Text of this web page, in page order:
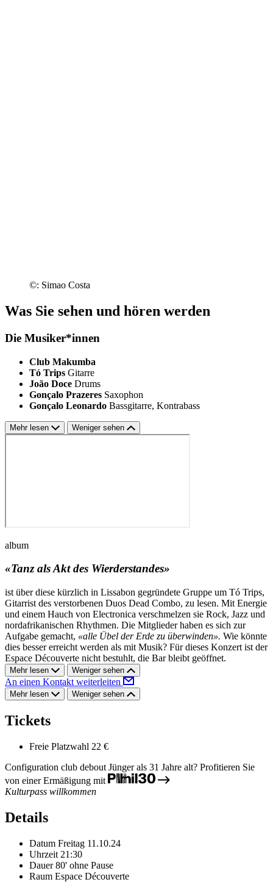
©: Simao Costa
Was Sie sehen und hören werden
Die Musiker*innen
Club Makumba
Tó Trips Gitarre
João Doce Drums
Gonçalo Prazeres Saxophon
Gonçalo Leonardo Bassgitarre, Kontrabass
Mehr lesen Weniger sehen
album
«Tanz als Akt des Wierderstandes»
ist über diese kürzlich in Lissabon gegründete Gruppe um Tó Trips,
Gitarrist des verstorbenen Duos Dead Combo, zu lesen. Mit Energie
und einem Hauch von Electronica verschmelzen sie Rock, Jazz und
nordafrikanischen Rhythmen. Die Mitglieder haben es sich zur
Aufgabe gemacht, «alle Übel der Erde zu überwinden». Wie könnte
dies besser erreicht werden als mit Musik? Für dieses Konzert ist der
Espace Découverte nicht bestuhlt, die Bar bleibt geöffnet.
Mehr lesen Weniger sehen
An einen Kontakt weiterleiten
Mehr lesen Weniger sehen
Tickets
Freie Platzwahl 22 €
Configuration club debout Jünger als 31 Jahre alt? Profitieren Sie
von einer Ermäßigung mit
Kulturpass willkommen
Details
Datum Freitag 11.10.24
Uhrzeit 21:30
Dauer 80' ohne Pause
Raum Espace Découverte